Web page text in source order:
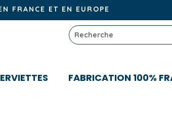
FRANCE ET EN EUROPE
FABRICATION 100%